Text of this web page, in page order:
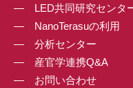
LED共同研究センタ
NanoTerasuの利用
分析センター
産官学連携Q&A
お問い合わせ